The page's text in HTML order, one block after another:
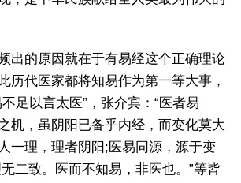
出的原因就在于有易经这个正确理论
历代医家都将知易作为第一等大事，
足以言太医”，张介宾：“医者易
机，虽阴阳已备乎内经，而变化莫大
一理，理者阴阳;医易同源，源于变
二致。医而不知易，非医也。”等皆